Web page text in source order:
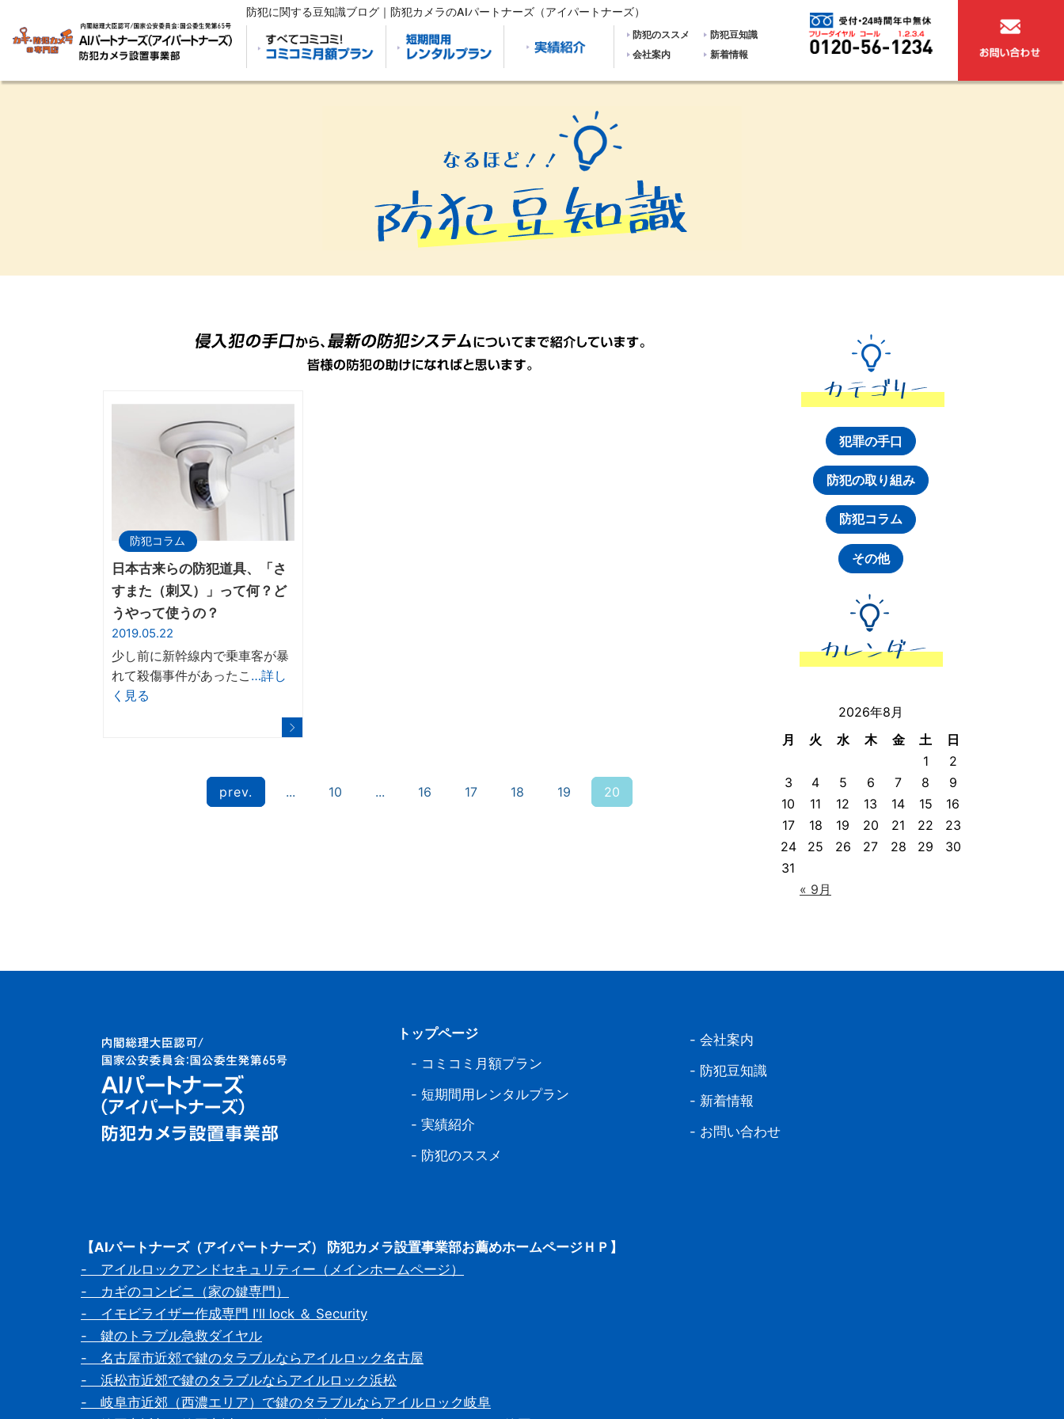
防犯に関する豆知識ブログ｜防犯カメラのAIパートナーズ（アイパートナーズ）
防犯のススメ
防犯豆知識
会社案内
新着情報
防犯コラム
日本古来らの防犯道具、「さ
すまた（刺又）」って何？ど
うやって使うの？
2019.05.22
少し前に新幹線内で乗車客が暴
れて殺傷事件があったこ …詳し
く見る
prev. ... 10 ... 16 17 18 19 20
犯罪の手口
防犯の取り組み
防犯コラム
その他
2026年8月
月
火 水 木 金 土 日
« 9月
1
2
3
4 5 6 7 8
9
10
11 12 13 14 15
16
17
18 19 20 21 22
23
24
25 26 27 28 29
30
31
トップページ
- コミコミ月額プラン
- 短期間用レンタルプラン
- 実績紹介
- 防犯のススメ
- 会社案内
- 防犯豆知識
- 新着情報
- お問い合わせ
【AIパートナーズ（アイパートナーズ） 防犯カメラ設置事業部お薦めホームページＨＰ】
- アイルロックアンドセキュリティー（メインホームページ）
- カギのコンビニ（家の鍵専門）
- イモビライザー作成専門 I'll lock ＆ Security
- 鍵のトラブル急救ダイヤル
- 名古屋市近郊で鍵のタラブルならアイルロック名古屋
- 浜松市近郊で鍵のタラブルならアイルロック浜松
- 岐阜市近郊（西濃エリア）で鍵のタラブルならアイルロック岐阜